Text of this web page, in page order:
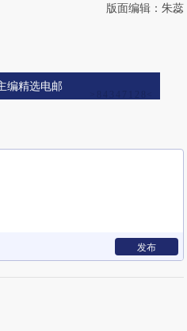
版面编辑：朱蕊
编精选电邮
发布